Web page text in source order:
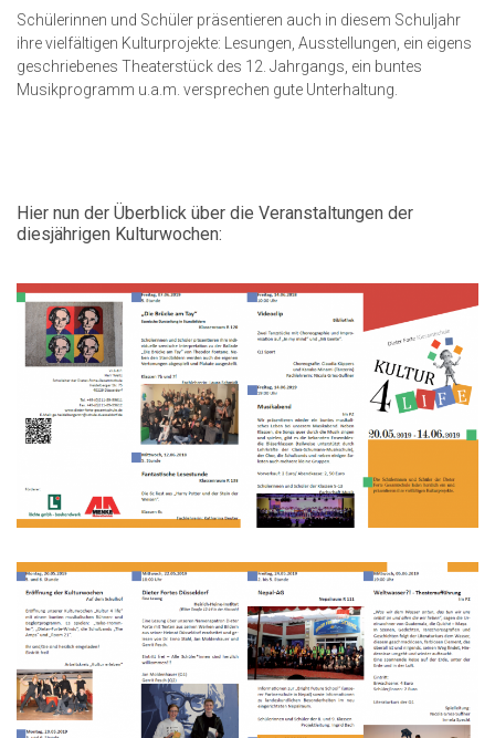
Schülerinnen und Schüler präsentieren auch in diesem Schuljahr
ihre vielfältigen Kulturprojekte: Lesungen, Ausstellungen, ein eigens
geschriebenes Theaterstück des 12. Jahrgangs, ein buntes
Musikprogramm u.a.m. versprechen gute Unterhaltung.
Hier nun der Überblick über die Veranstaltungen der
diesjährigen Kulturwochen: